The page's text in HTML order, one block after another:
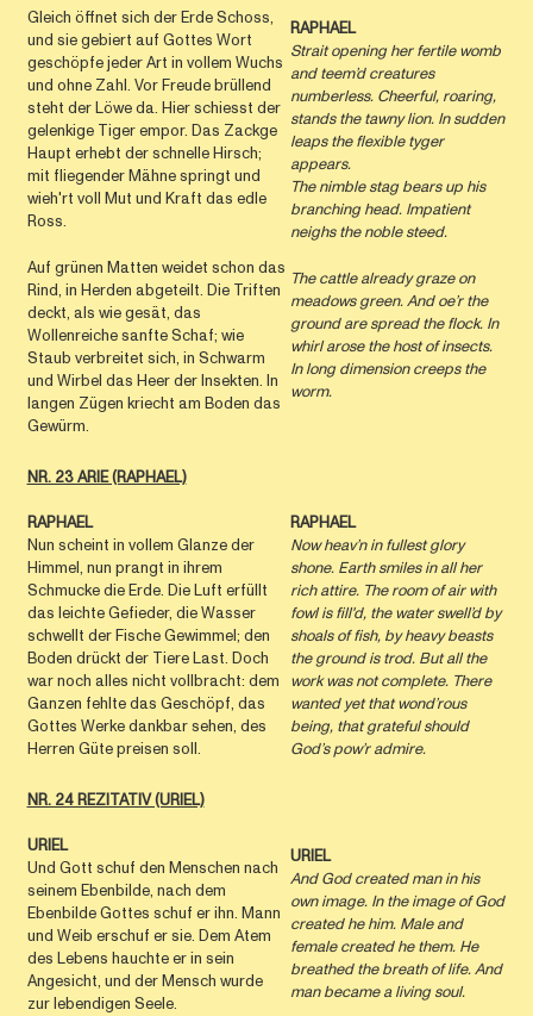
Gleich öffnet sich der Erde Schoss,
und sie gebiert auf Gottes Wort
geschöpfe jeder Art in vollem Wuchs
und ohne Zahl. Vor Freude brüllend
steht der Löwe da. Hier schiesst der
gelenkige Tiger empor. Das Zackge
Haupt erhebt der schnelle Hirsch;
mit fliegender Mähne springt und
wieh'rt voll Mut und Kraft das edle
Ross.
Auf grünen Matten weidet schon das
Rind, in Herden abgeteilt. Die Triften
deckt, als wie gesät, das
Wollenreiche sanfte Schaf; wie
Staub verbreitet sich, in Schwarm
und Wirbel das Heer der Insekten. In
langen Zügen kriecht am Boden das
Gewürm.
RAPHAEL
Strait opening her fertile womb
and teem’d creatures
numberless. Cheerful, roaring,
stands the tawny lion. In sudden
leaps the ﬂexible tyger
appears.
The nimble stag bears up his
branching head. Impatient
neighs the noble steed.
The cattle already graze on
meadows green. And oe’r the
ground are spread the ﬂock. In
whirl arose the host of insects.
In long dimension creeps the
worm.
NR. 23 ARIE (RAPHAEL)
RAPHAEL
Nun scheint in vollem Glanze der
Himmel, nun prangt in ihrem
Schmucke die Erde. Die Luft erfüllt
das leichte Gefieder, die Wasser
schwellt der Fische Gewimmel; den
Boden drückt der Tiere Last. Doch
war noch alles nicht vollbracht: dem
Ganzen fehlte das Geschöpf, das
Gottes Werke dankbar sehen, des
Herren Güte preisen soll.
RAPHAEL
Now heav’n in fullest glory
shone. Earth smiles in all her
rich attire. The room of air with
fowl is ﬁll'd, the water swell’d by
shoals of ﬁsh, by heavy beasts
the ground is trod. But all the
work was not complete. There
wanted yet that wond’rous
being, that grateful should
God’s pow’r admire.
NR. 24 REZITATIV (URIEL)
URIEL
Und Gott schuf den Menschen nach
seinem Ebenbilde, nach dem
Ebenbilde Gottes schuf er ihn. Mann
und Weib erschuf er sie. Dem Atem
des Lebens hauchte er in sein
Angesicht, und der Mensch wurde
zur lebendigen Seele.
URIEL
And God created man in his
own image. In the image of God
created he him. Male and
female created he them. He
breathed the breath of life. And
man became a living soul.